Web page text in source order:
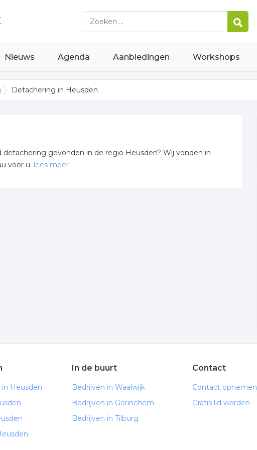
Nieuws Agenda Aanbiedingen Workshops
Detachering in Heusden
gevonden in de regio Heusden? Wij vonden in
voor u. lees meer
Heusden
In de buurt
Bedrijven in Waalwijk
Bedrijven in Gorinchem
Bedrijven in Tilburg
Contact
Contact opnemen
Gratis lid worden